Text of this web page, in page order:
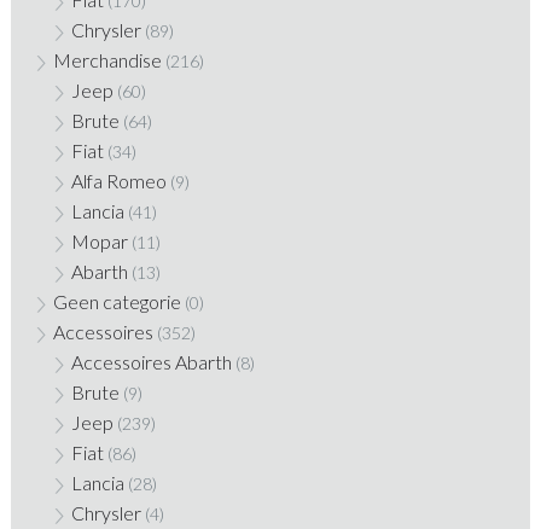
Chrysler (89)
Merchandise (216)
Jeep (60)
Brute (64)
Fiat (34)
Alfa Romeo (9)
Lancia (41)
Mopar (11)
Abarth (13)
Geen categorie (0)
Accessoires (352)
Accessoires Abarth (8)
Brute (9)
Jeep (239)
Fiat (86)
Lancia (28)
Chrysler (4)